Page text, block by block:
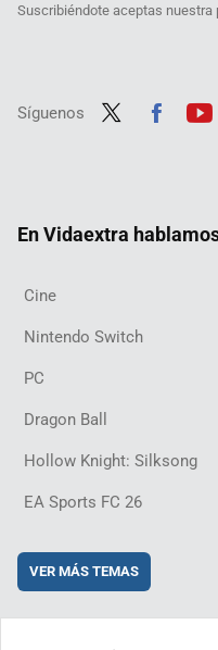
Suscribiéndote aceptas nuestra
Síguenos
En Vidaextra
Cine
Nintendo Switch
PC
Dragon Ball
Hollow Knight: Silksong
EA Sports FC 26
VER MÁS TEMAS